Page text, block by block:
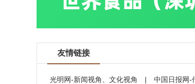
友情链接
光明网-新闻视角、文化视角 | 中国日报网-